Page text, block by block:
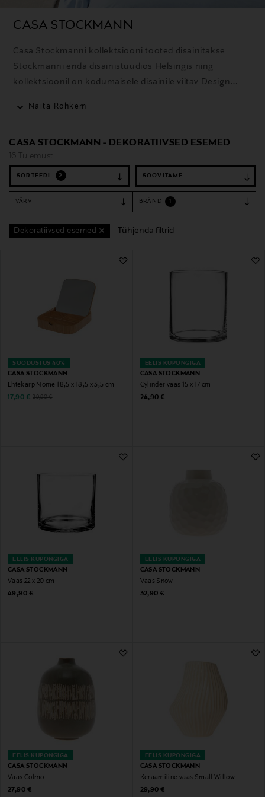
CASA STOCKMANN
Casa Stockmanni kollektsiooni tooted disainitakse
Stockmanni enda disainistuudios Helsingis ning
kollektsioonil on kodumaisele disainile viitav Design
sisustustrendid. Enamik Casa Stockmanni
tekstiiltoodetest on toodetud Euroopas.
Näita Rohkem
CASA STOCKMANN - DEKORATIIVSED ESEMED
16 Tulemust
SORTEERI 2
VÄRV BRÄND
Dekoratiivsed esemed Tühjenda filtrid
SOODUSTUS 40%
CASA STOCKMANN
Ehtekarp Nome 18,5 x 18,5 x 3,5 cm
Discounted Price
17,90 € Original Price
29,90 €
EELIS KUPONGIGA
CASA STOCKMANN
Cylinder vaas 15 x 17 cm
Original Price
24,90 €
EELIS KUPONGIGA
CASA STOCKMANN
Vaas 22 x 20 cm
Original Price
49,90 €
EELIS KUPONGIGA
CASA STOCKMANN
Vaas Snow
Original Price
32,90 €
EELIS KUPONGIGA
CASA STOCKMANN
Vaas Colmo
Original Price
27,90 €
EELIS KUPONGIGA
CASA STOCKMANN
Keraamiline vaas Small Willow
Original Price
29,90 €